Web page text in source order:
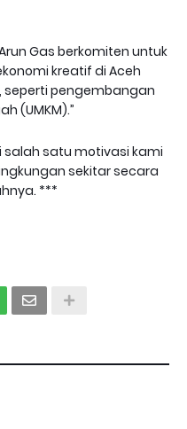
Gas berkomiten untuk
kreatif di Aceh
seperti pengembangan
(UMKM).”
salah satu motivasi kami
sekitar secara
***